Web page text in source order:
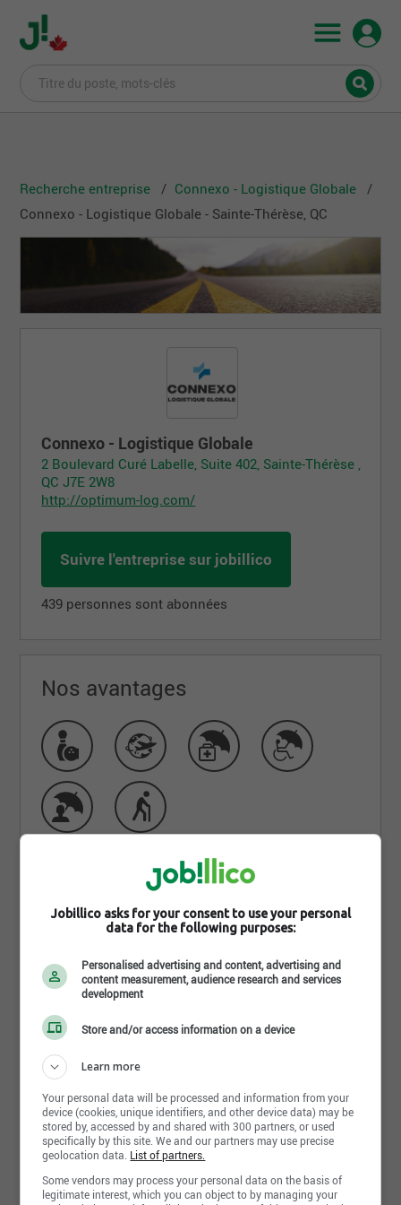
Recherche entreprise
Connexo - Logistique Globale
Connexo - Logistique Globale - Sainte-Thérèse, QC
Connexo - Logistique Globale
2 Boulevard Curé Labelle, Suite 402, Sainte-Thérèse ,
QC J7E 2W8
http://optimum-log.com/
Suivre l'entreprise sur jobillico
439 personnes sont abonnées
Nos avantages
Qui sommes-nous
L’excellent service à la clientèle, la compétence et la
transparence font de CONNEXO LOGISTIQUE
GLOBALE (antérieurement Optimum Logistique) un
partenaire de choix pour le développement à long
terme de votre entreprise.
Nous désservons, avec nos courtiers d'expérience,
les services aériens, maritimes et terrestres et nous
possédons un important réseau de fournisseurs,
transporteurs et agents outre-mer en étant membre
de l’organisation APLN (WCA Family).
Lire la suite
Jobillico asks for your consent to use your personal
data for the following purposes:
Personalised advertising and content, advertising and
content measurement, audience research and services
development
Store and/or access information on a device
Learn more
Your personal data will be processed and information from your
device (cookies, unique identifiers, and other device data) may be
stored by, accessed by and shared with 300 partners, or used
specifically by this site. We and our partners may use precise
geolocation data. List of partners.
Some vendors may process your personal data on the basis of
legitimate interest, which you can object to by managing your